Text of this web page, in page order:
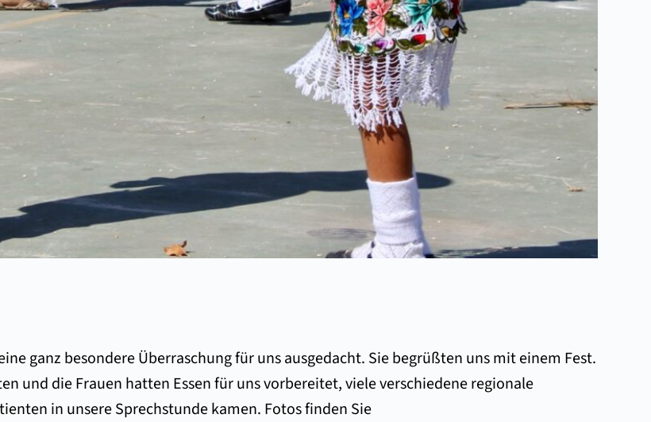
ganz besondere Überraschung für uns ausgedacht. Sie begrüßten uns mit einem Fest.
und die Frauen hatten Essen für uns vorbereitet, viele verschiedene regionale
in unsere Sprechstunde kamen. Fotos finden Sie